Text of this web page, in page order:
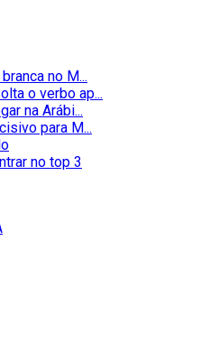
no M...
o verbo ap...
na Arábi...
para M...
no top 3